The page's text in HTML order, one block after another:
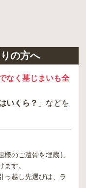
の方へ
なく墓じまいも全
いくら？ 」などを
様のご遺骨を埋蔵し
す。
っ越し先選びは、ラ